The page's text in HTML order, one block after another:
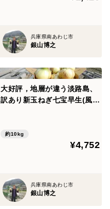
兵庫県南あわじ市
銀山博之
大好評，地層が違う淡路島、
訳あり新玉ねぎ七宝早生(風袋
約10kg
¥4,752
兵庫県南あわじ市
銀山博之